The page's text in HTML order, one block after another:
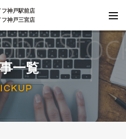
神戸駅前店
神戸三宮店
一覧